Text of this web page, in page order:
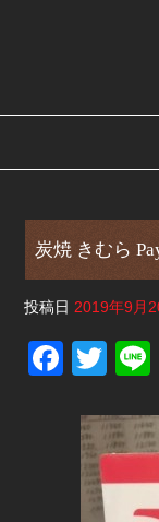
炭焼 きむら
投稿日 2019年9月
F
c
e
T
tt
er